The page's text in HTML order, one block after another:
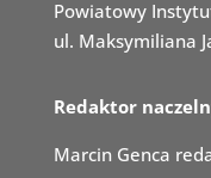
Powiatowy
ul. Maksymiliana
Redaktor
Marcin Genca